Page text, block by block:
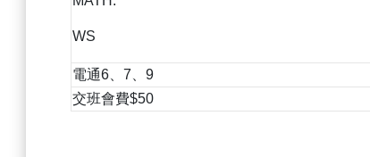
WS
電通6、7、9
交班會費$50